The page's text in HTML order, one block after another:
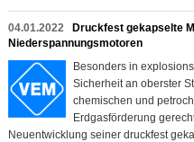
04.01.2022
Druckfest gekapselte
Niederspannungsmotoren
Besonders in
Sicherheit an oberster
chemischen und
Erdgasförderung
Neuentwicklung seiner druckfest